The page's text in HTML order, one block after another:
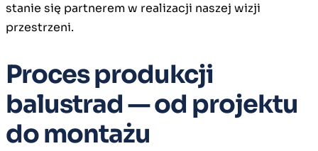
stanie się partnerem w realizacji naszej wizji
przestrzeni.
Proces produkcji
balustrad — od projektu
do montażu